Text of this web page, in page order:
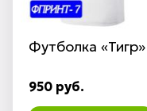
Футболка «Тигр»
950 руб.